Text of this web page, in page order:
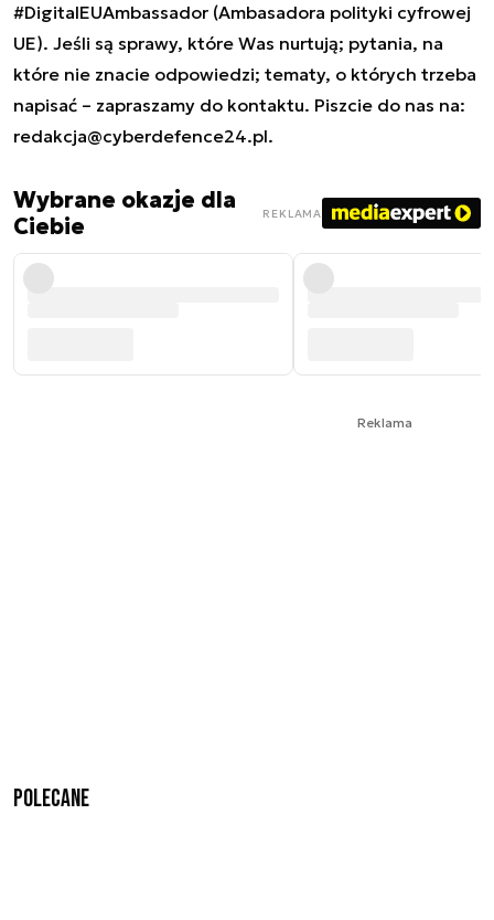
#DigitalEUAmbassador (Ambasadora polityki cyfrowej
UE). Jeśli są sprawy, które Was nurtują; pytania, na
które nie znacie odpowiedzi; tematy, o których trzeba
napisać – zapraszamy do kontaktu. Piszcie do nas na:
redakcja@cyberdefence24.pl.
Wybrane okazje dla
Ciebie
REKLAMA
Reklama
Polecane